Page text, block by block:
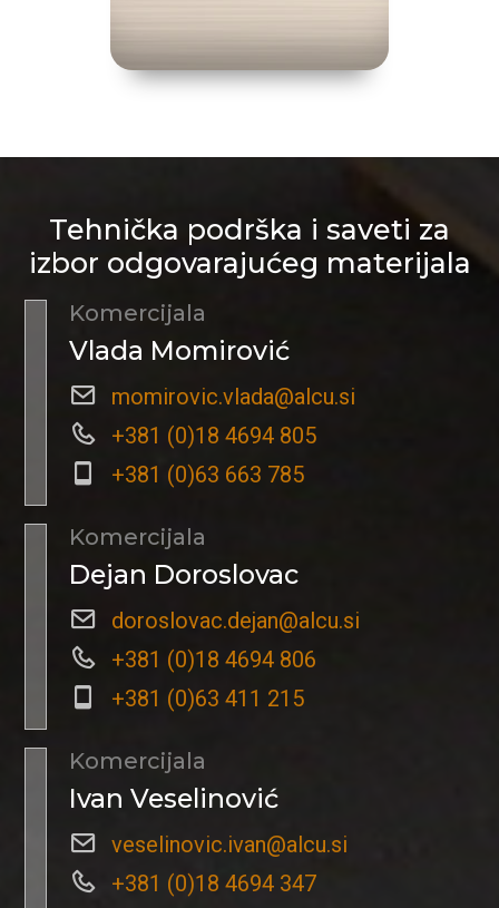
Tehnička podrška i saveti za
izbor odgovarajućeg materijala
Komercijala
Vlada Momirović
momirovic.vlada@alcu.si
+381 (0)18 4694 805
+381 (0)63 663 785
Komercijala
Dejan Doroslovac
doroslovac.dejan@alcu.si
+381 (0)18 4694 806
+381 (0)63 411 215
Komercijala
Ivan Veselinović
veselinovic.ivan@alcu.si
+381 (0)18 4694 347